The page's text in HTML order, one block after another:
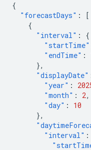
{
"forecastDays" :
[
{
"interval" :
{
"startTime"
"endTime" :
},
"displayDate"
"year" :
"month" : 2,
"day" :
10
},
"interval" :